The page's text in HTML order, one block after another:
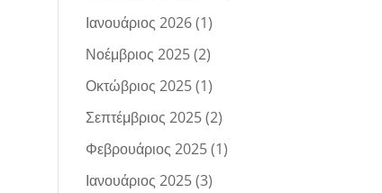
Ιανουάριος 2026(1)
Νοέμβριος 2025(2)
Οκτώβριος 2025(1)
Σεπτέμβριος 2025(2)
Φεβρουάριος 2025(1)
Ιανουάριος 2025(3)